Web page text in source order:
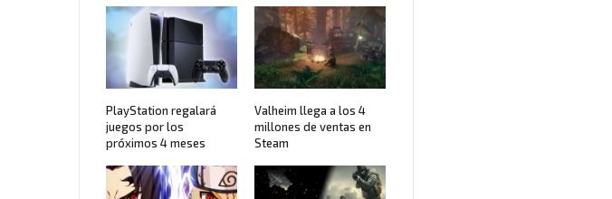
PlayStation regalará
juegos por los
próximos 4 meses
Valheim llega a los 4
millones de ventas en
Steam